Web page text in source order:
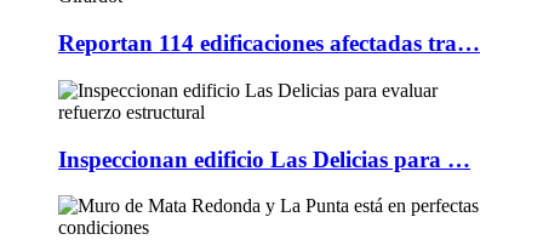
Reportan 114 edificaciones afectadas tra…
Inspeccionan edificio Las Delicias para …